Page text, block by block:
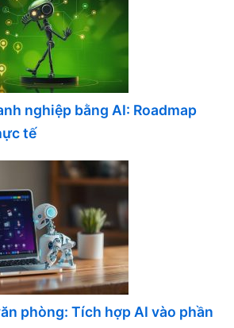
nghiệp bằng AI: Roadmap
tế
phòng: Tích hợp AI vào phần